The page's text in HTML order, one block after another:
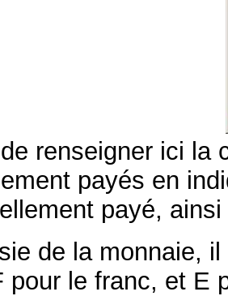
renseigner ici la
payés en
payé,
de la monnaie,
pour le franc, et E